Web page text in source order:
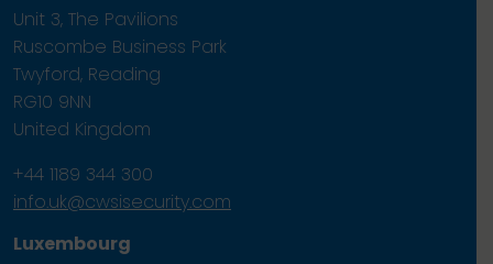
Unit 3, The Pavilions
Ruscombe Business Park
Twyford, Reading
RG10 9NN
United Kingdom
+44 1189 344 300
info.uk@cwsisecurity.com
Luxembourg